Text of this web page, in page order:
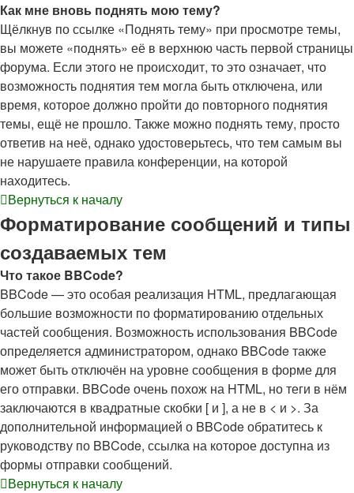
Как мне вновь поднять мою тему?
Щёлкнув по ссылке «Поднять тему» при просмотре темы,
вы можете «поднять» её в верхнюю часть первой страницы
форума. Если этого не происходит, то это означает, что
возможность поднятия тем могла быть отключена, или
время, которое должно пройти до повторного поднятия
темы, ещё не прошло. Также можно поднять тему, просто
ответив на неё, однако удостоверьтесь, что тем самым вы
не нарушаете правила конференции, на которой
находитесь.
Вернуться к началу
Форматирование сообщений и типы
создаваемых тем
Что такое BBCode?
BBCode — это особая реализация HTML, предлагающая
большие возможности по форматированию отдельных
частей сообщения. Возможность использования BBCode
определяется администратором, однако BBCode также
может быть отключён на уровне сообщения в форме для
его отправки. BBCode очень похож на HTML, но теги в нём
заключаются в квадратные скобки [ и ], а не в < и >. За
дополнительной информацией о BBCode обратитесь к
руководству по BBCode, ссылка на которое доступна из
формы отправки сообщений.
Вернуться к началу